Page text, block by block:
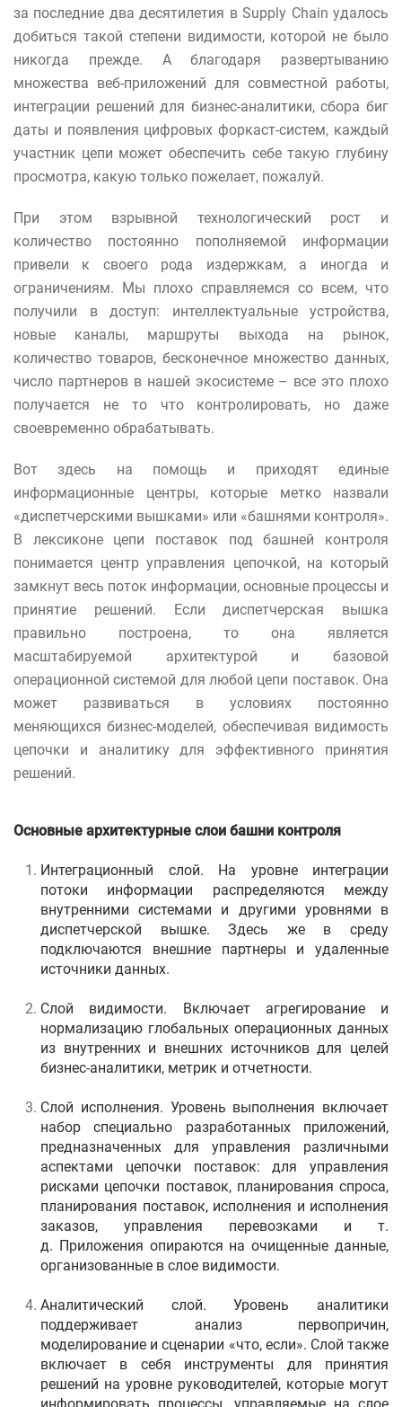
за последние два десятилетия в Supply Chain удалось
добиться такой степени видимости, которой не было
никогда прежде. А благодаря развертыванию
множества веб-приложений для совместной работы,
интеграции решений для бизнес-аналитики, сбора биг
даты и появления цифровых форкаст-систем, каждый
участник цепи может обеспечить себе такую глубину
просмотра, какую только пожелает, пожалуй.
При этом взрывной технологический рост и
количество постоянно пополняемой информации
привели к своего рода издержкам, а иногда и
ограничениям. Мы плохо справляемся со всем, что
получили в доступ: интеллектуальные устройства,
новые каналы, маршруты выхода на рынок,
количество товаров, бесконечное множество данных,
число партнеров в нашей экосистеме – все это плохо
получается не то что контролировать, но даже
своевременно обрабатывать.
Вот здесь на помощь и приходят единые
информационные центры, которые метко назвали
«диспетчерскими вышками» или «башнями контроля».
В лексиконе цепи поставок под башней контроля
понимается центр управления цепочкой, на который
замкнут весь поток информации, основные процессы и
принятие решений. Если диспетчерская вышка
правильно построена, то она является
масштабируемой архитектурой и базовой
операционной системой для любой цепи поставок. Она
может развиваться в условиях постоянно
меняющихся бизнес-моделей, обеспечивая видимость
цепочки и аналитику для эффективного принятия
решений.
Основные архитектурные слои башни контроля
Интеграционный слой. На уровне интеграции
потоки информации распределяются между
внутренними системами и другими уровнями в
диспетчерской вышке. Здесь же в среду
подключаются внешние партнеры и удаленные
источники данных.
Слой видимости. Включает агрегирование и
нормализацию глобальных операционных данных
из внутренних и внешних источников для целей
бизнес-аналитики, метрик и отчетности.
Слой исполнения. Уровень выполнения включает
набор специально разработанных приложений,
предназначенных для управления различными
аспектами цепочки поставок: для управления
рисками цепочки поставок, планирования спроса,
планирования поставок, исполнения и исполнения
заказов, управления перевозками и т.
д. Приложения опираются на очищенные данные,
организованные в слое видимости.
Аналитический слой. Уровень аналитики
поддерживает анализ первопричин,
моделирование и сценарии «что, если». Слой также
включает в себя инструменты для принятия
решений на уровне руководителей, которые могут